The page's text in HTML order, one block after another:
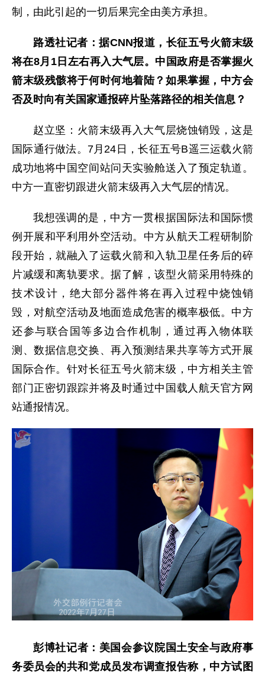
制，由此引起的一切后果完全由美方承担。
路透社记者：据CNN报道，长征五号火箭末级
将在8月1日左右再入大气层。中国政府是否掌握火
箭末级残骸将于何时何地着陆？如果掌握，中方会
否及时向有关国家通报碎片坠落路径的相关信息？
赵立坚：火箭末级再入大气层烧蚀销毁，这是
国际通行做法。7月24日，长征五号B遥三运载火箭
成功地将中国空间站问天实验舱送入了预定轨道。
中方一直密切跟进火箭末级再入大气层的情况。
我想强调的是，中方一贯根据国际法和国际惯
例开展和平利用外空活动。中方从航天工程研制阶
段开始，就融入了运载火箭和入轨卫星任务后的碎
片减缓和离轨要求。据了解，该型火箭采用特殊的
技术设计，绝大部分器件将在再入过程中烧蚀销
毁，对航空活动及地面造成危害的概率极低。中方
还参与联合国等多边合作机制，通过再入物体联
测、数据信息交换、再入预测结果共享等方式开展
国际合作。针对长征五号火箭末级，中方相关主管
部门正密切跟踪并将及时通过中国载人航天官方网
站通报情况。
彭博社记者：美国会参议院国土安全与政府事
务委员会的共和党成员发布调查报告称，中方试图